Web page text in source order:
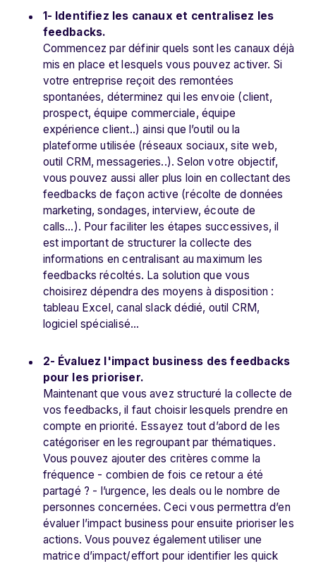
1- Identifiez les canaux et centralisez les
feedbacks.
Commencez par définir quels sont les canaux déjà
mis en place et lesquels vous pouvez activer. Si
votre entreprise reçoit des remontées
spontanées, déterminez qui les envoie (client,
prospect, équipe commerciale, équipe
expérience client..) ainsi que l’outil ou la
plateforme utilisée (réseaux sociaux, site web,
outil CRM, messageries..). Selon votre objectif,
vous pouvez aussi aller plus loin en collectant des
feedbacks de façon active (récolte de données
marketing, sondages, interview, écoute de
calls…). Pour faciliter les étapes successives, il
est important de structurer la collecte des
informations en centralisant au maximum les
feedbacks récoltés. La solution que vous
choisirez dépendra des moyens à disposition :
tableau Excel, canal slack dédié, outil CRM,
logiciel spécialisé…
2- Évaluez l'impact business des feedbacks
pour les prioriser.
Maintenant que vous avez structuré la collecte de
vos feedbacks, il faut choisir lesquels prendre en
compte en priorité. Essayez tout d’abord de les
catégoriser en les regroupant par thématiques.
Vous pouvez ajouter des critères comme la
fréquence - combien de fois ce retour a été
partagé ? - l’urgence, les deals ou le nombre de
personnes concernées. Ceci vous permettra d’en
évaluer l’impact business pour ensuite prioriser les
actions. Vous pouvez également utiliser une
matrice d’impact/effort pour identifier les quick